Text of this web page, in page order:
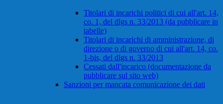
Titolari di incarichi politici di cui all'art. 14,
co. 1, del dlgs n. 33/2013 (da pubblicare in
tabelle)
Titolari di incarichi di amministrazione, di
direzione o di governo di cui all'art. 14, co.
1-bis, del dlgs n. 33/2013
Cessati dall'incarico (documentazione da
pubblicare sul sito web)
Sanzioni per mancata comunicazione dei dati